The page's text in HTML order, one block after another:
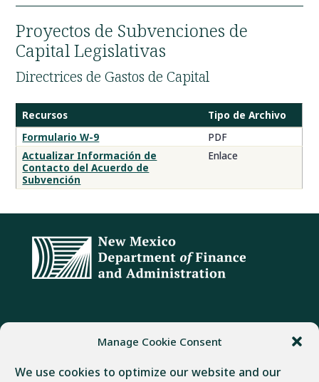
Manage Cookie Consent
We use cookies to optimize our website and our
Proyectos de Subvenciones de
Capital Legislativas
Directrices de Gastos de Capital
Recursos
Recursos
Tipo de Archivo
Formulario W-9
PDF
Actualizar Información de
Contacto del Acuerdo de
Subvención
Enlace
Santa Fe, NM 87501